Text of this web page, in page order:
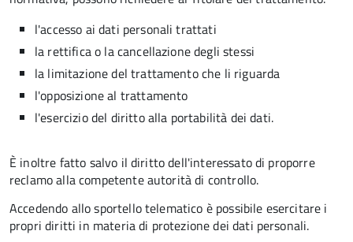
l'accesso ai dati personali trattati
la rettifica o la cancellazione degli stessi
la limitazione del trattamento che li riguarda
l'opposizione al trattamento
l'esercizio del diritto alla portabilità dei dati.
È inoltre fatto salvo il diritto dell'interessato di proporre
reclamo alla competente autorità di controllo.
Accedendo allo sportello telematico è possibile esercitare i
propri diritti in materia di protezione dei dati personali.